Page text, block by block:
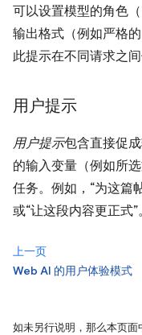
可以设置模型的角色（
输出格式（例如严格
此提示在不同请求之间
用户提示
用户提示包含直接促
的输入变量（例如所
任务。例如，“为这篇
或“让这段内容更正式”。
上一页
Web AI 的用户体验模式
如未另行说明，那么本页面